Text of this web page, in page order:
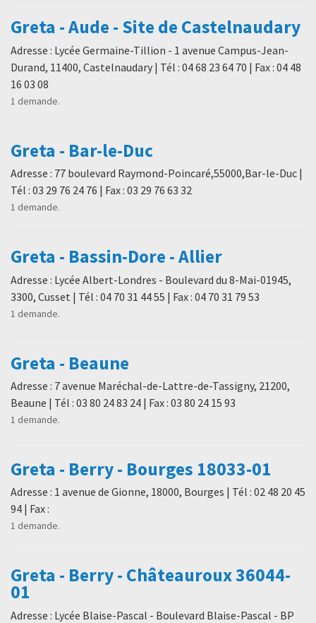
Greta - Aude - Site de Castelnaudary
Adresse : Lycée Germaine-Tillion - 1 avenue Campus-Jean-
Durand, 11400, Castelnaudary | Tél : 04 68 23 64 70 | Fax : 04 48
16 03 08
1 demande.
Greta - Bar-le-Duc
Adresse : 77 boulevard Raymond-Poincaré,55000,Bar-le-Duc |
Tél : 03 29 76 24 76 | Fax : 03 29 76 63 32
1 demande.
Greta - Bassin-Dore - Allier
Adresse : Lycée Albert-Londres - Boulevard du 8-Mai-01945,
3300, Cusset | Tél : 04 70 31 44 55 | Fax : 04 70 31 79 53
1 demande.
Greta - Beaune
Adresse : 7 avenue Maréchal-de-Lattre-de-Tassigny, 21200,
Beaune | Tél : 03 80 24 83 24 | Fax : 03 80 24 15 93
1 demande.
Greta - Berry - Bourges 18033-01
Adresse : 1 avenue de Gionne, 18000, Bourges | Tél : 02 48 20 45
94 | Fax :
1 demande.
Greta - Berry - Châteauroux 36044-
01
Adresse : Lycée Blaise-Pascal - Boulevard Blaise-Pascal - BP